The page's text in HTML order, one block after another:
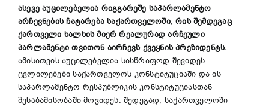
ასევე აუცილებელია რიგგარეშე საპარლამენტო
არჩევნების ჩატარება საქართველოში,რის შემდეგაც
ქართველი ხალხის მიერ რეალურად არჩეული
პარლამენტი თვითონ აირჩევს ქვეყნის პრეზიდენტს.
ამისათვის აუცილებელია სასწრაფოდ შევიდეს
ცვლილებები საქართველოს კონსტიტუციაში და ის
საპარლამენტო რესპუბლიკის კონსტიტუციასთან
შესაბამისობაში მოვიდეს. შედეგად, საქართველოში